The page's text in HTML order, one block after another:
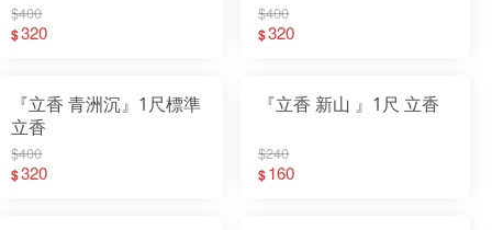
$400
$320
$400
$320
『立香 青洲沉』1尺標準
立香
$400
$320
『立香 新山 』1尺 立香
$240
$160